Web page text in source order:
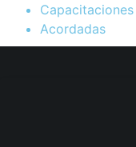
Capacitaciones
Acordadas